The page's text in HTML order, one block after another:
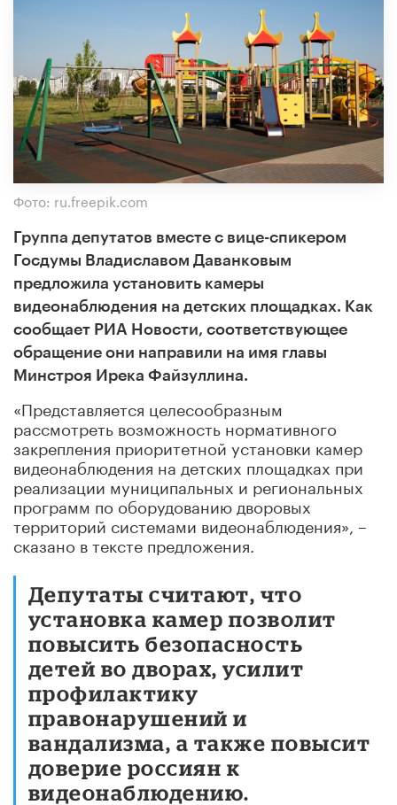
Фото: ru.freepik.com
Группа депутатов вместе с вице-спикером
Госдумы Владиславом Даванковым
предложила установить камеры
видеонаблюдения на детских площадках. Как
сообщает РИА Новости, соответствующее
обращение они направили на имя главы
Минстроя Ирека Файзуллина.
«Представляется целесообразным
рассмотреть возможность нормативного
закрепления приоритетной установки камер
видеонаблюдения на детских площадках при
реализации муниципальных и региональных
программ по оборудованию дворовых
территорий системами видеонаблюдения», –
сказано в тексте предложения.
Депутаты считают, что
установка камер позволит
повысить безопасность
детей во дворах, усилит
профилактику
правонарушений и
вандализма, а также повысит
доверие россиян к
видеонаблюдению.